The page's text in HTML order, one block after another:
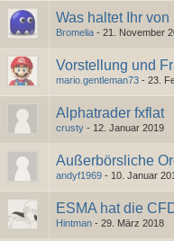
Was haltet Ihr
Bromelia - 21. November
Vorstellung und
mario.gentleman73 - 23.
Alphatrader fxflat
crusty - 12. Januar 2019
Außerbörsliche
andyf1969 - 10. Januar
ESMA hat die
Hintman - 29. März 2018